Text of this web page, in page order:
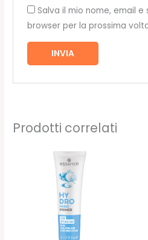
Salva il mio nome, email
browser per la prossima
Prodotti correlati